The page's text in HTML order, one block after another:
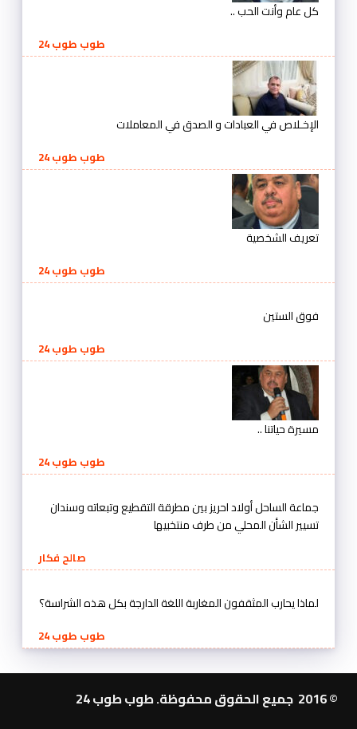
كل عام وأنت الحب ..
طوب طوب 24
الإخـلاص في العبادات و الصدق في المعاملات
طوب طوب 24
تعريف الشخصية
طوب طوب 24
فوق الستين
طوب طوب 24
مسيرة حياتنا ..
طوب طوب 24
جماعة الساحل أولاد احريز بين مطرقة التقطيع وتبعاته وسندان
تسيير الشأن المحلي من طرف منتخبيها
صالح فكار
لماذا يحارب المثقفون المغاربة اللغة الدارجة بكل هذه الشراسة؟
طوب طوب 24
© 2016 جميع الحقوق محفوظة. طوب طوب 24